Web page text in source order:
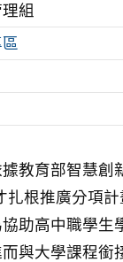
組
教育部智慧創
扎根推廣分項計
助高中職學生
與大學課程銜